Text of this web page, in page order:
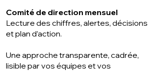
Comité de direction mensuel
Lecture des chiffres, alertes, décisions
et plan d’action.
Une approche transparente, cadrée,
lisible par vos équipes et vos